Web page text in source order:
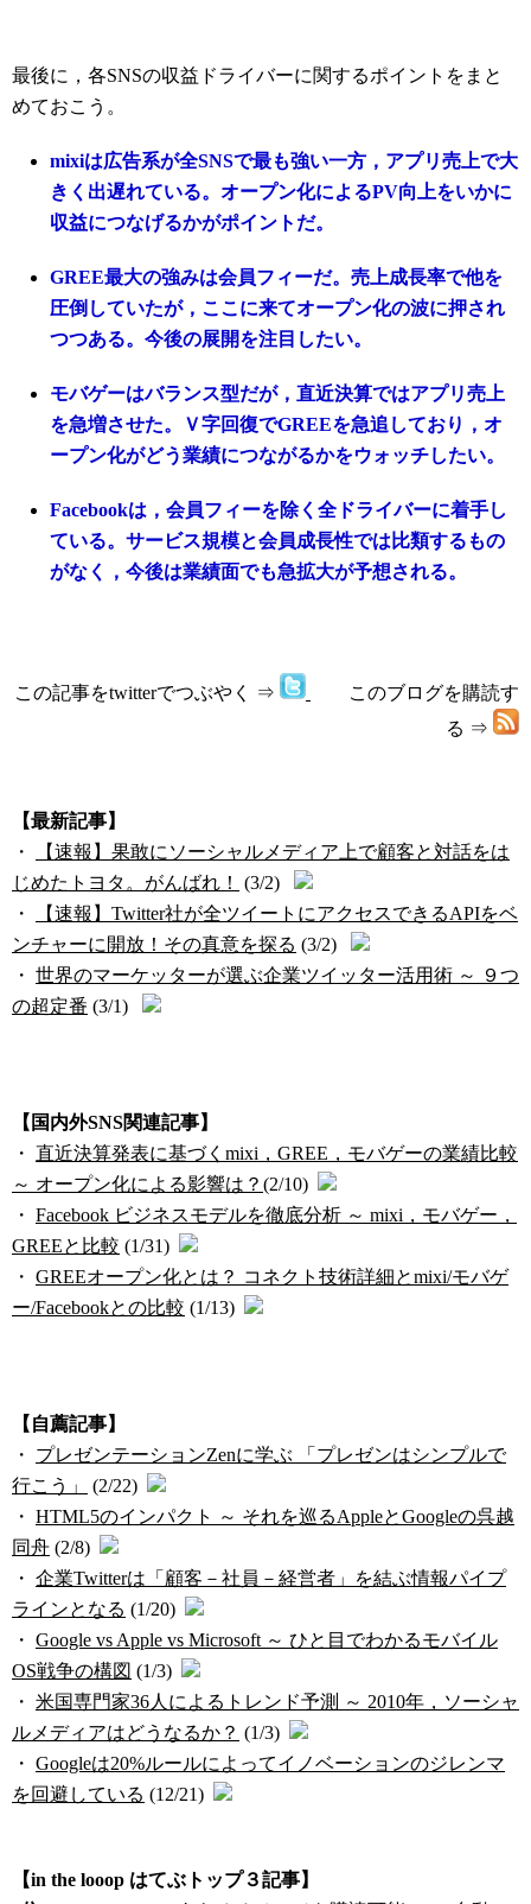
最後に，各SNSの収益ドライバーに関するポイントをまと
めておこう。
mixiは広告系が全SNSで最も強い一方，アプリ売上で大
きく出遅れている。オープン化によるPV向上をいかに
収益につなげるかがポイントだ。
GREE最大の強みは会員フィーだ。売上成長率で他を
圧倒していたが，ここに来てオープン化の波に押され
つつある。今後の展開を注目したい。
モバゲーはバランス型だが，直近決算ではアプリ売上
を急増させた。Ｖ字回復でGREEを急追しており，オ
ープン化がどう業績につながるかをウォッチしたい。
Facebookは，会員フィーを除く全ドライバーに着手し
ている。サービス規模と会員成長性では比類するもの
がなく，今後は業績面でも急拡大が予想される。
この記事をtwitterでつぶやく ⇒
このブログを購読す
る ⇒
【最新記事】
・
【速報】果敢にソーシャルメディア上で顧客と対話をは
じめたトヨタ。がんばれ！
(3/2)
・
【速報】Twitter社が全ツイートにアクセスできるAPIをベ
ンチャーに開放！その真意を探る (3/2)
・ 世界のマーケッターが選ぶ企業ツイッター活用術 ～ ９つ
の超定番 (3/1)
【国内外SNS関連記事】
・ 直近決算発表に基づくmixi，GREE，モバゲーの業績比較
～ オープン化による影響は？ (2/10)
・ Facebook ビジネスモデルを徹底分析 ～ mixi，モバゲー，
GREEと比較 (1/31)
・ GREEオープン化とは？ コネクト技術詳細とmixi/モバゲ
ー/Facebookとの比較 (1/13)
【自薦記事】
・ プレゼンテーションZenに学ぶ 「プレゼンはシンプルで
行こう」
(2/22)
・ HTML5のインパクト ～ それを巡るAppleとGoogleの呉越
同舟 (2/8)
・ 企業Twitterは「顧客－社員－経営者」を結ぶ情報パイプ
ラインとなる (1/20)
・ Google vs Apple vs Microsoft ～ ひと目でわかるモバイル
OS戦争の構図 (1/3)
・ 米国専門家36人によるトレンド予測 ～ 2010年，ソーシャ
ルメディアはどうなるか？ (1/3)
・ Googleは20%ルールによってイノベーションのジレンマ
を回避している (12/21)
【in the looop はてぶトップ３記事】